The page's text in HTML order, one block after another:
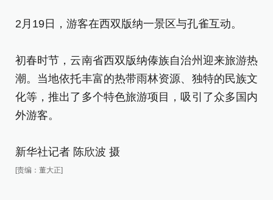
2月19日，游客在西双版纳一景区与孔雀互动。
初春时节，云南省西双版纳傣族自治州迎来旅游热
潮。当地依托丰富的热带雨林资源、独特的民族文
化等，推出了多个特色旅游项目，吸引了众多国内
外游客。
新华社记者 陈欣波 摄
[责编：董大正]